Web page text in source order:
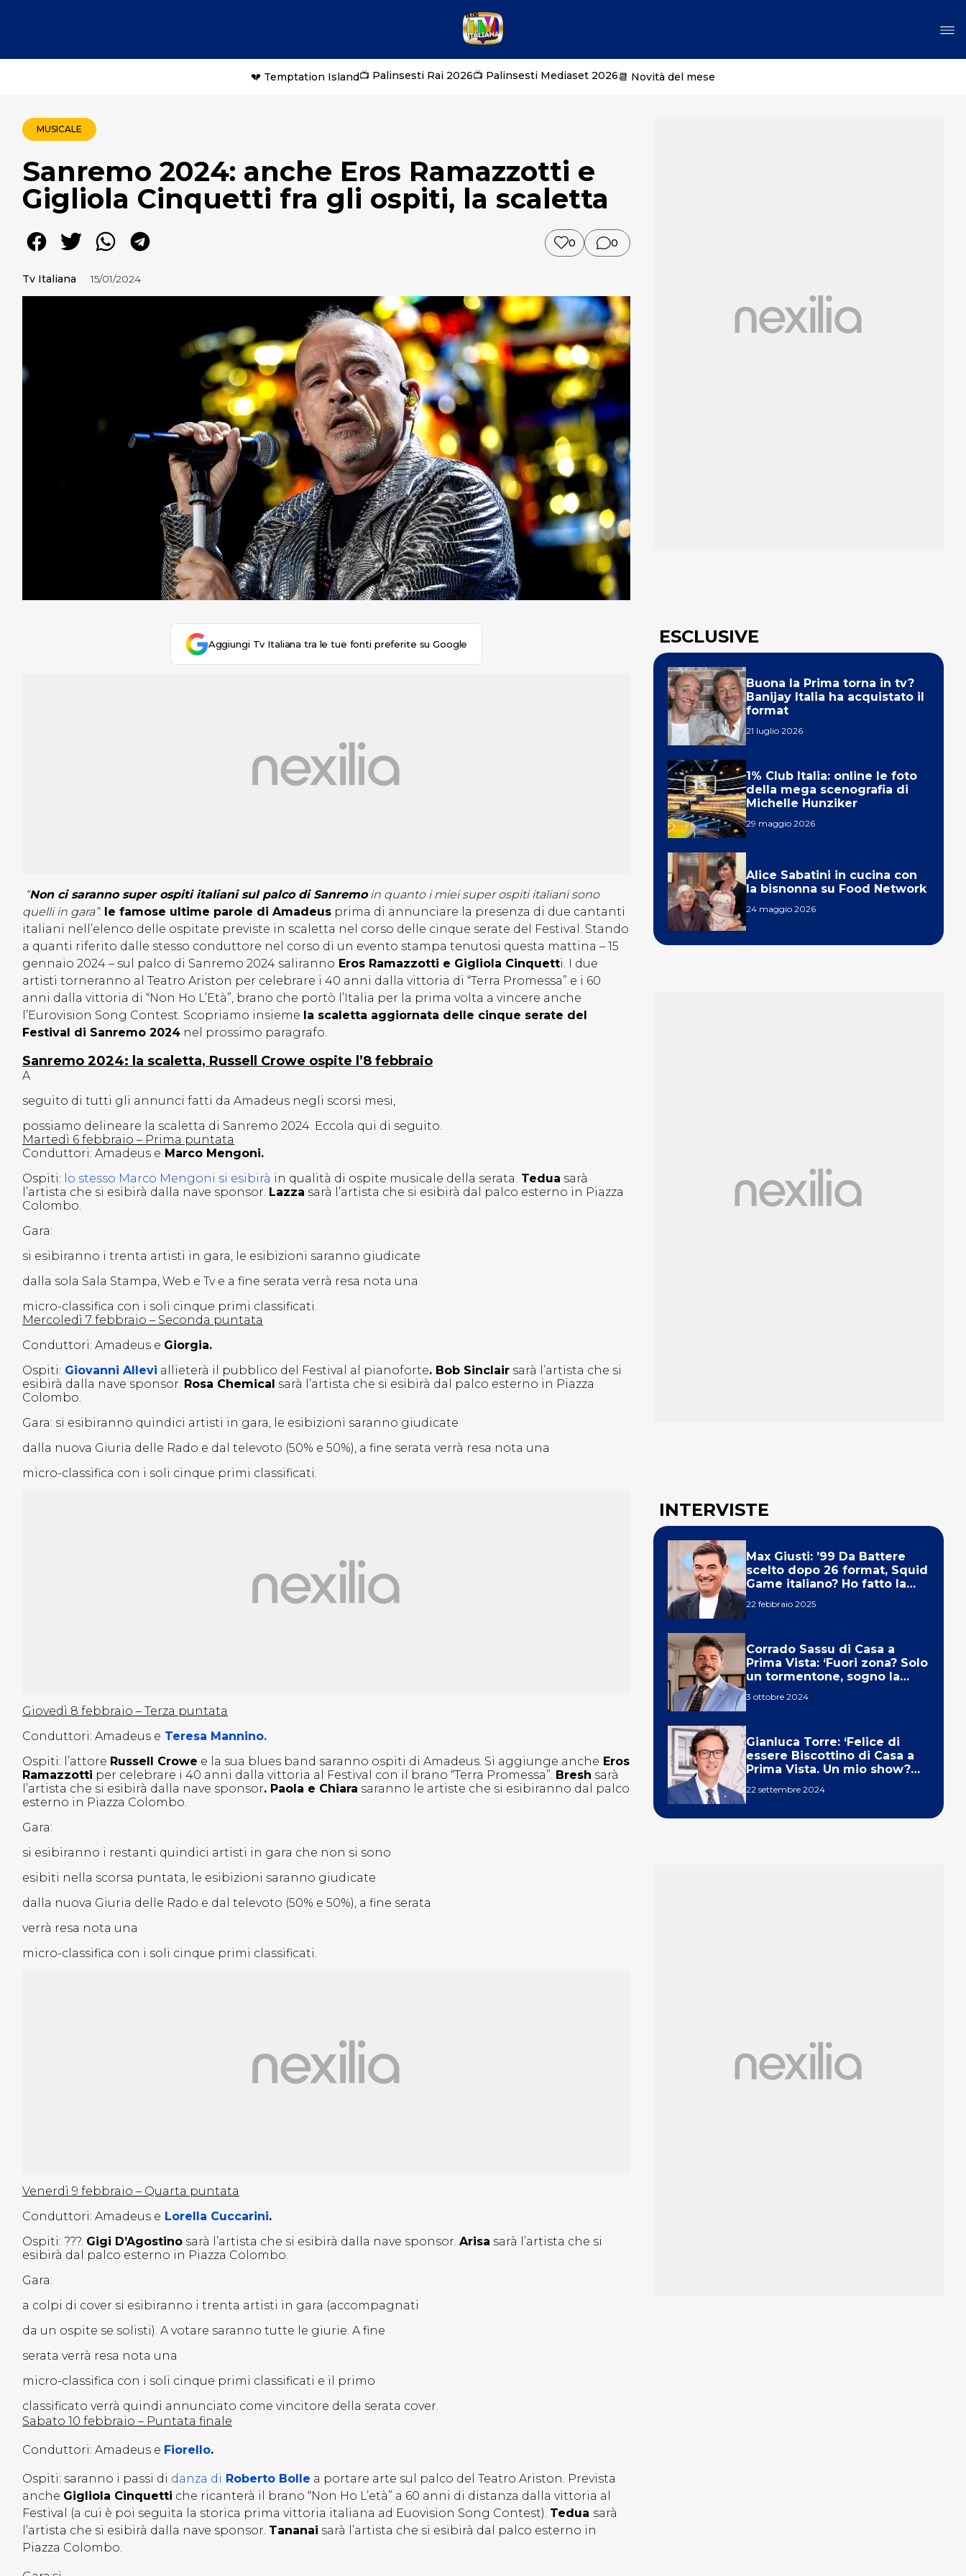
💔 Temptation Island📺 Palinsesti Rai 2026📺 Palinsesti Mediaset 2026📆 Novità del mese
MUSICALE
Sanremo 2024: anche Eros Ramazzotti e
Gigliola Cinquetti fra gli ospiti, la scaletta
0 0
Tv Italiana 15/01/2024
Aggiungi Tv Italiana tra le tue fonti preferite su Google
“Non ci saranno super ospiti italiani sul palco di Sanremoin quanto i miei super ospiti italiani sono
quelli in gara”: le famose ultime parole di Amadeus prima di annunciare la presenza di due cantanti
italiani nell’elenco delle ospitate previste in scaletta nel corso delle cinque serate del Festival. Stando
a quanti riferito dalle stesso conduttore nel corso di un evento stampa tenutosi questa mattina – 15
gennaio 2024 – sul palco di Sanremo 2024 saliranno Eros Ramazzotti e Gigliola Cinquetti. I due
artisti torneranno al Teatro Ariston per celebrare i 40 anni dalla vittoria di “Terra Promessa” e i 60
anni dalla vittoria di “Non Ho L’Età”, brano che portò l’Italia per la prima volta a vincere anche
l’Eurovision Song Contest. Scopriamo insieme la scaletta aggiornata delle cinque serate del
Festival di Sanremo 2024 nel prossimo paragrafo.
Sanremo 2024: la scaletta, Russell Crowe ospite l’8 febbraio
A
seguito di tutti gli annunci fatti da Amadeus negli scorsi mesi,
possiamo delineare la scaletta di Sanremo 2024. Eccola qui di seguito.
Martedì 6 febbraio – Prima puntata
Conduttori: Amadeus e Marco Mengoni.
Ospiti: lo stesso Marco Mengoni si esibirà in qualità di ospite musicale della serata. Tedua sarà
l’artista che si esibirà dalla nave sponsor. Lazza sarà l’artista che si esibirà dal palco esterno in Piazza
Colombo.
Gara:
si esibiranno i trenta artisti in gara, le esibizioni saranno giudicate
dalla sola Sala Stampa, Web e Tv e a fine serata verrà resa nota una
micro-classifica con i soli cinque primi classificati.
Mercoledì 7 febbraio – Seconda puntata
Conduttori: Amadeus e Giorgia.
Ospiti: Giovanni Allevi allieterà il pubblico del Festival al pianoforte. Bob Sinclair sarà l’artista che si
esibirà dalla nave sponsor. Rosa Chemical sarà l’artista che si esibirà dal palco esterno in Piazza
Colombo.
Gara: si esibiranno quindici artisti in gara, le esibizioni saranno giudicate
dalla nuova Giuria delle Rado e dal televoto (50% e 50%), a fine serata verrà resa nota una
micro-classifica con i soli cinque primi classificati.
Giovedì 8 febbraio – Terza puntata
Conduttori: Amadeus e Teresa Mannino.
Ospiti: l’attore Russell Crowe e la sua blues band saranno ospiti di Amadeus. Si aggiunge anche Eros
Ramazzotti per celebrare i 40 anni dalla vittoria al Festival con il brano “Terra Promessa”. Bresh sarà
l’artista che si esibirà dalla nave sponsor. Paola e Chiara saranno le artiste che si esibiranno dal palco
esterno in Piazza Colombo.
Gara:
si esibiranno i restanti quindici artisti in gara che non si sono
esibiti nella scorsa puntata, le esibizioni saranno giudicate
dalla nuova Giuria delle Rado e dal televoto (50% e 50%), a fine serata
verrà resa nota una
micro-classifica con i soli cinque primi classificati.
Venerdì 9 febbraio – Quarta puntata
Conduttori: Amadeus e Lorella Cuccarini.
Ospiti: ???. Gigi D’Agostino sarà l’artista che si esibirà dalla nave sponsor. Arisa sarà l’artista che si
esibirà dal palco esterno in Piazza Colombo.
Gara:
a colpi di cover si esibiranno i trenta artisti in gara (accompagnati
da un ospite se solisti). A votare saranno tutte le giurie. A fine
serata verrà resa nota una
micro-classifica con i soli cinque primi classificati e il primo
classificato verrà quindi annunciato come vincitore della serata cover.
Sabato 10 febbraio – Puntata finale
Conduttori: Amadeus e Fiorello.
Ospiti: saranno i passi di danza di Roberto Bolle a portare arte sul palco del Teatro Ariston. Prevista
anche Gigliola Cinquetti che ricanterà il brano “Non Ho L’età” a 60 anni di distanza dalla vittoria al
Festival (a cui è poi seguita la storica prima vittoria italiana ad Euovision Song Contest). Tedua sarà
l’artista che si esibirà dalla nave sponsor. Tananai sarà l’artista che si esibirà dal palco esterno in
Piazza Colombo.
ESCLUSIVE
Buona la Prima torna in tv?
Banijay Italia ha acquistato il
format
21 luglio 2026
1% Club Italia: online le foto
della mega scenografia di
Michelle Hunziker
29 maggio 2026
Alice Sabatini in cucina con
la bisnonna su Food Network
24 maggio 2026
INTERVISTE
Max Giusti: ’99 Da Battere
scelto dopo 26 format, Squid
Game italiano? Ho fatto la
22 febbraio 2025
Corrado Sassu di Casa a
Prima Vista: ‘Fuori zona? Solo
un tormentone, sogno la
3 ottobre 2024
Gianluca Torre: ‘Felice di
essere Biscottino di Casa a
Prima Vista. Un mio show?
22 settembre 2024